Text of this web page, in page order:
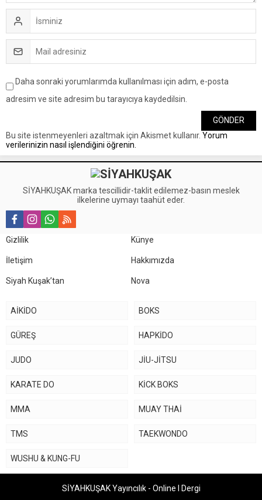
Daha sonraki yorumlarımda kullanılması için adım, e-posta
adresim ve site adresim bu tarayıcıya kaydedilsin.
Bu site istenmeyenleri azaltmak için Akismet kullanır. Yorum
verilerinizin nasıl işlendiğini öğrenin.
SİYAHKUŞAK marka tescillidir-taklit edilemez-basın meslek
ilkelerine uymayı taahüt eder.
Gizlilik Künye
İletişim Hakkımızda
Siyah Kuşak’tan Nova
AİKİDO BOKS
GÜREŞ HAPKİDO
JUDO JİU-JİTSU
KARATE DO KİCK BOKS
MMA MUAY THAİ
TMS TAEKWONDO
WUSHU & KUNG-FU
SİYAHKUŞAK Yayıncılık - Online I Dergi